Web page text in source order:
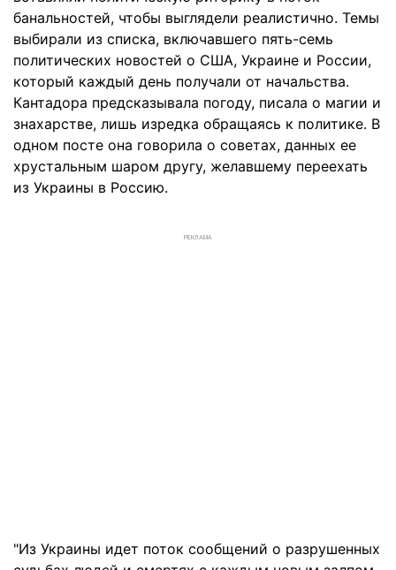
банальностей, чтобы выглядели реалистично. Темы
выбирали из списка, включавшего пять-семь
политических новостей о США, Украине и России,
который каждый день получали от начальства.
Кантадора предсказывала погоду, писала о магии и
знахарстве, лишь изредка обращаясь к политике. В
одном посте она говорила о советах, данных ее
хрустальным шаром другу, желавшему переехать
из Украины в Россию.
РЕКЛАМА
"Из Украины идет поток сообщений о разрушенных